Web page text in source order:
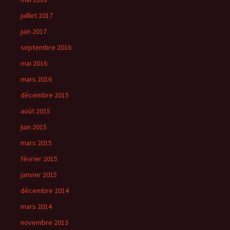
juillet 2017
juin 2017
septembre 2016
mai 2016
mars 2016
décembre 2015
août 2015
juin 2015
mars 2015
février 2015
janvier 2015
décembre 2014
mars 2014
novembre 2013